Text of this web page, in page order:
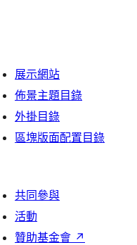
展示網站
佈景主題目錄
外掛目錄
區塊版面配置目錄
共同參與
活動
贊助基金會 ↗